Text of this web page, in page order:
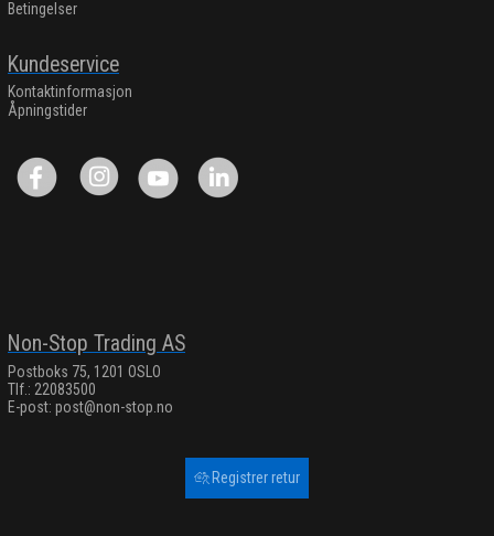
Betingelser
Kundeservice
Kontaktinformasjon
Åpningstider
Non-Stop Trading AS
Postboks 75, 1201 OSLO
Tlf.: 22083500
E-post: post@non-stop.no
Registrer retur